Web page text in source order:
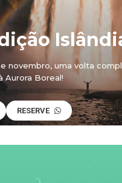
novembro, uma volta
Aurora Boreal!
RESERVE